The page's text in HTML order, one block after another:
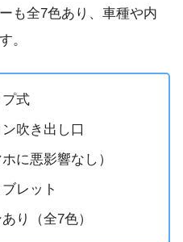
も全7色あり、車種や内
。
式
吹き出し口
に悪影響なし）
レット
り（全7色）